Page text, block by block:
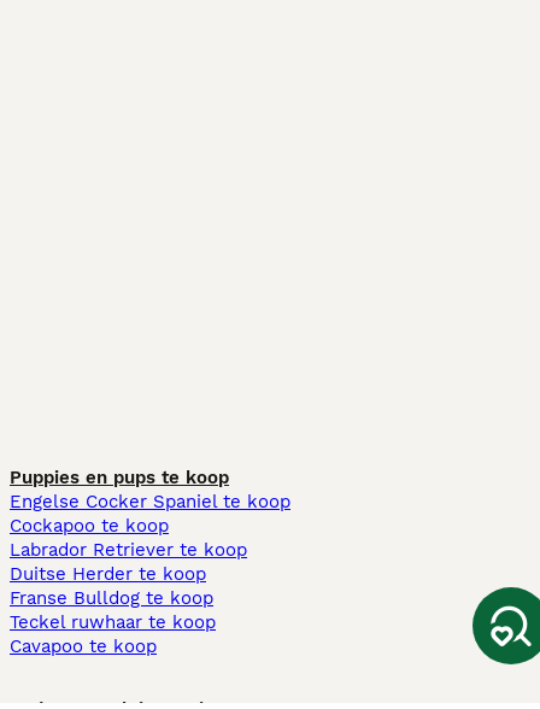
Puppies en pups te koop
Engelse Cocker Spaniel te koop
Cockapoo te koop
Labrador Retriever te koop
Duitse Herder te koop
Franse Bulldog te koop
Teckel ruwhaar te koop
Cavapoo te koop